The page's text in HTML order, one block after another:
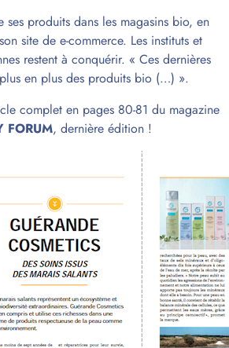
ses produits dans les magasins bio, en
site de e-commerce. Les instituts et
restent à conquérir. « Ces dernières
en plus des produits bio (…) ».
complet en pages 80-81 du magazine
FORUM, dernière édition !